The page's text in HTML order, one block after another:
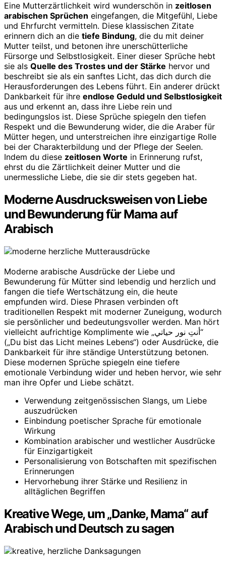
Eine Mutterzärtlichkeit wird wunderschön in zeitlosen
arabischen Sprüchen eingefangen, die Mitgefühl, Liebe
und Ehrfurcht vermitteln. Diese klassischen Zitate
erinnern dich an die tiefe Bindung, die du mit deiner
Mutter teilst, und betonen ihre unerschütterliche
Fürsorge und Selbstlosigkeit. Einer dieser Sprüche hebt
sie als Quelle des Trostes und der Stärke hervor und
beschreibt sie als ein sanftes Licht, das dich durch die
Herausforderungen des Lebens führt. Ein anderer drückt
Dankbarkeit für ihre endlose Geduld und Selbstlosigkeit
aus und erkennt an, dass ihre Liebe rein und
bedingungslos ist. Diese Sprüche spiegeln den tiefen
Respekt und die Bewunderung wider, die die Araber für
Mütter hegen, und unterstreichen ihre einzigartige Rolle
bei der Charakterbildung und der Pflege der Seelen.
Indem du diese zeitlosen Worte in Erinnerung rufst,
ehrst du die Zärtlichkeit deiner Mutter und die
unermessliche Liebe, die sie dir stets gegeben hat.
Moderne Ausdrucksweisen von Liebe
und Bewunderung für Mama auf
Arabisch
Moderne arabische Ausdrücke der Liebe und
Bewunderung für Mütter sind lebendig und herzlich und
fangen die tiefe Wertschätzung ein, die heute
empfunden wird. Diese Phrasen verbinden oft
traditionellen Respekt mit moderner Zuneigung, wodurch
sie persönlicher und bedeutungsvoller werden. Man hört
vielleicht aufrichtige Komplimente wie „أنتِ نور حياتي“
(„Du bist das Licht meines Lebens“) oder Ausdrücke, die
Dankbarkeit für ihre ständige Unterstützung betonen.
Diese modernen Sprüche spiegeln eine tiefere
emotionale Verbindung wider und heben hervor, wie sehr
man ihre Opfer und Liebe schätzt.
Verwendung zeitgenössischen Slangs, um Liebe
auszudrücken
Einbindung poetischer Sprache für emotionale
Wirkung
Kombination arabischer und westlicher Ausdrücke
für Einzigartigkeit
Personalisierung von Botschaften mit spezifischen
Erinnerungen
Hervorhebung ihrer Stärke und Resilienz in
alltäglichen Begriffen
Kreative Wege, um „Danke, Mama“ auf
Arabisch und Deutsch zu sagen